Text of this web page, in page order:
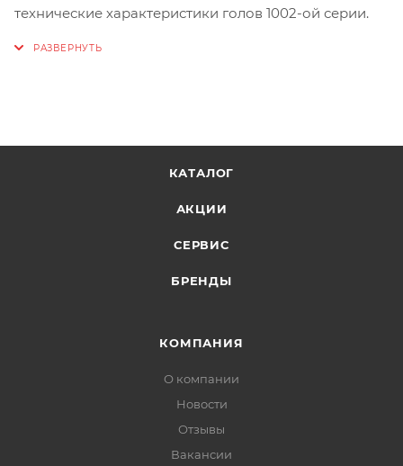
технические характеристики голов 1002-ой серии.
КАТАЛОГ
АКЦИИ
СЕРВИС
БРЕНДЫ
КОМПАНИЯ
О компании
Новости
Отзывы
Вакансии